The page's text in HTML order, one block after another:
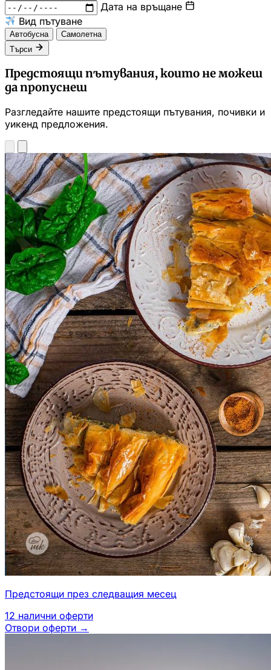
Дата на връщане
Вид пътуване
Автобусна
Самолетна
Търси
Предстоящи пътувания, които не можеш
да пропуснеш
Разгледайте нашите предстоящи пътувания, почивки и
уикенд предложения.
Предстоящи през следващия месец
12 налични оферти
Отвори оферти →